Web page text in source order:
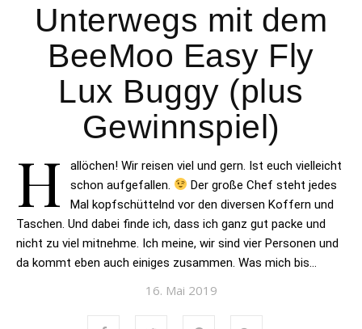
Unterwegs mit dem
BeeMoo Easy Fly
Lux Buggy (plus
Gewinnspiel)
H
allöchen! Wir reisen viel und gern. Ist euch vielleicht
schon aufgefallen.
Der große Chef steht jedes
Mal kopfschüttelnd vor den diversen Koffern und
Taschen. Und dabei finde ich, dass ich ganz gut packe und
nicht zu viel mitnehme. Ich meine, wir sind vier Personen und
da kommt eben auch einiges zusammen. Was mich bis…
16. Mai 2019